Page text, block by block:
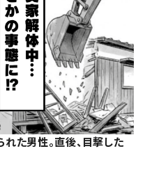
た男性。直後、目撃した